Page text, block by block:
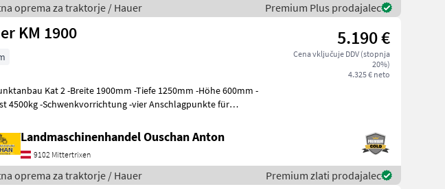
oprema za traktorje / Hauer Premium Plus prodajalec
KM 1900 5.190 €
Cena vključuje DDV (stopnja
20%)
4.325 € neto
Kat 2 -Breite 1900mm -Tiefe 1250mm -Höhe 600mm -
4500kg -Schwenkvorrichtung -vier Anschlagpunkte für
Landmaschinenhandel Ouschan Anton
9102 Mittertrixen
oprema za traktorje / Hauer Premium zlati prodajalec